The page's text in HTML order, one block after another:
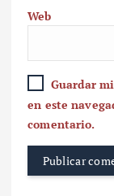
Web
Guardar
en este
comentario.